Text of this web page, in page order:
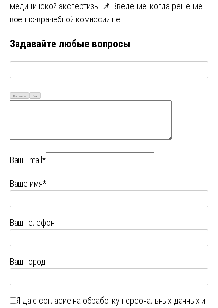
медицинской экспертизы 📌 Введение: когда решение
военно-врачебной комиссии не…
Задавайте любые вопросы
Визуально Код
Ваш Email*
Ваше имя*
Ваш телефон
Ваш город
Я даю согласие на обработку персональных данных и